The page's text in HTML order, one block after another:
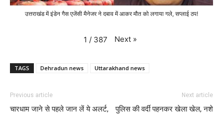
उत्तराखंड में इंडेन गैस एजेंसी मैनेजर ने दबाव में आकर मौत को लगाया गले, सप्लाई ठप!
1 / 387 Next »
TAGS Dehradun news Uttarakhand news
Previous article
चारधाम जाने से पहले जान लें ये अलर्ट,
Next article
पुलिस की वर्दी पहनकर खेला खेल, नशे